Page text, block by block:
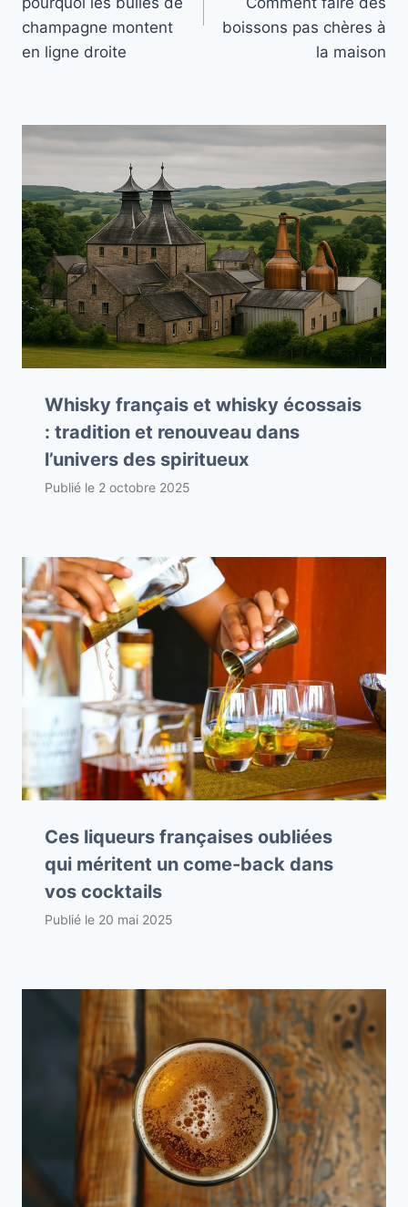
champagne montent
en ligne droite
boissons pas chères à
la maison
Whisky français et whisky écossais
: tradition et renouveau dans
l’univers des spiritueux
Publié le 2 octobre 2025
Ces liqueurs françaises oubliées
qui méritent un come-back dans
vos cocktails
Publié le 20 mai 2025